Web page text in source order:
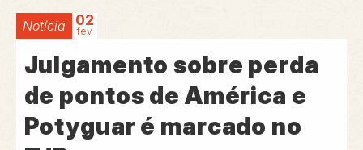
Notícia 02
fev
Julgamento sobre perda
de pontos de América e
Potyguar é marcado no